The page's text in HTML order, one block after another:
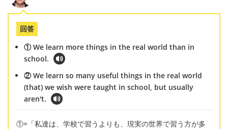
回答
① We learn more things in the real world than in
school.
② We learn so many useful things in the real world
(that) we wish were taught in school, but usually
aren't.
①=「私達は、学校で習うよりも、現実の世界で習う方が多